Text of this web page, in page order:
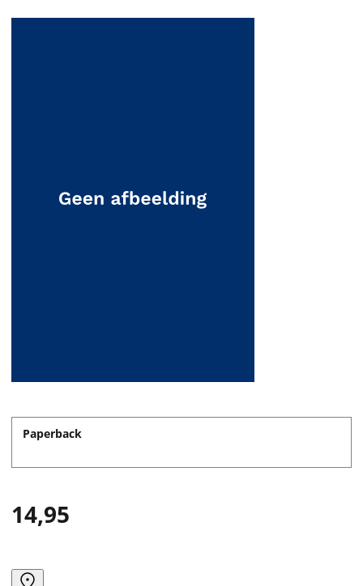
Paperback
14,95